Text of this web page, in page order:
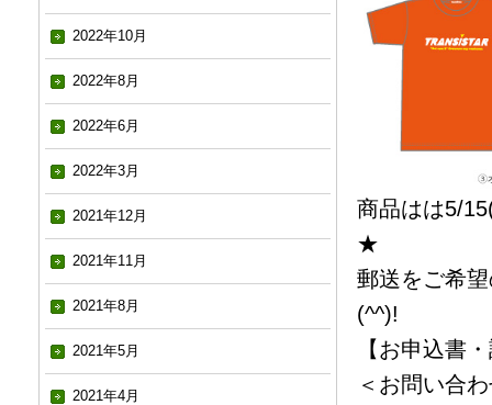
2022年10月
2022年8月
2022年6月
2022年3月
2021年12月
2021年11月
2021年8月
2021年5月
2021年4月
商品はは5/
★
郵送をご希
(^^)!
【お申込書
＜お問い合